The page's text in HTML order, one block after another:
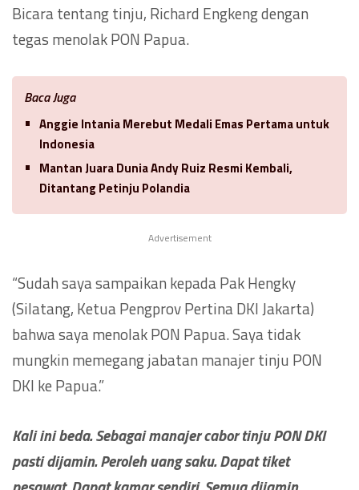
Bicara tentang tinju, Richard Engkeng dengan
tegas menolak PON Papua.
Baca Juga
Anggie Intania Merebut Medali Emas Pertama untuk
Indonesia
Mantan Juara Dunia Andy Ruiz Resmi Kembali,
Ditantang Petinju Polandia
Advertisement
“Sudah saya sampaikan kepada Pak Hengky
(Silatang, Ketua Pengprov Pertina DKI Jakarta)
bahwa saya menolak PON Papua. Saya tidak
mungkin memegang jabatan manajer tinju PON
DKI ke Papua.”
Kali ini beda. Sebagai manajer cabor tinju PON DKI
pasti dijamin. Peroleh uang saku. Dapat tiket